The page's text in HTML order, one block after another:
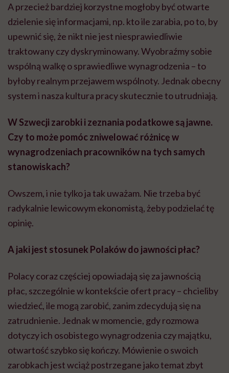
A przecież bardziej korzystne mogłoby być otwarte
dzielenie się informacjami, np. kto ile zarabia, po to, by
upewnić się, że nikt nie jest niesprawiedliwie
traktowany czy dyskryminowany. Wyobraźmy sobie
wspólną walkę o sprawiedliwe wynagrodzenia – to
byłoby realnym przejawem wspólnoty. Jednak obecny
system i nasza kultura pracy skutecznie to utrudniają.
W Szwecji zarobki i zeznania podatkowe są jawne.
Czy to może pomóc zniwelować różnicę w
wynagrodzeniach pracowników na tych samych
stanowiskach?
Owszem, i nie tylko ja tak uważam. Nie trzeba być
radykalnie lewicowym ekonomistą, żeby podzielać tę
opinię.
A jaki jest stosunek Polaków do jawności płac?
Polacy coraz częściej opowiadają się za jawnością
płac, szczególnie w kontekście ofert pracy – chcieliby
wiedzieć, ile mogą zarobić, zanim zdecydują się na
zatrudnienie. Jednak w momencie, gdy rozmowa
dotyczy ich osobistego wynagrodzenia czy majątku,
otwartość szybko się kończy. Mówienie o swoich
zarobkach jest wciąż postrzegane jako temat zbyt